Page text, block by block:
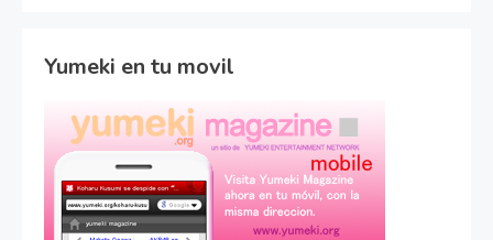
Yumeki en tu movil